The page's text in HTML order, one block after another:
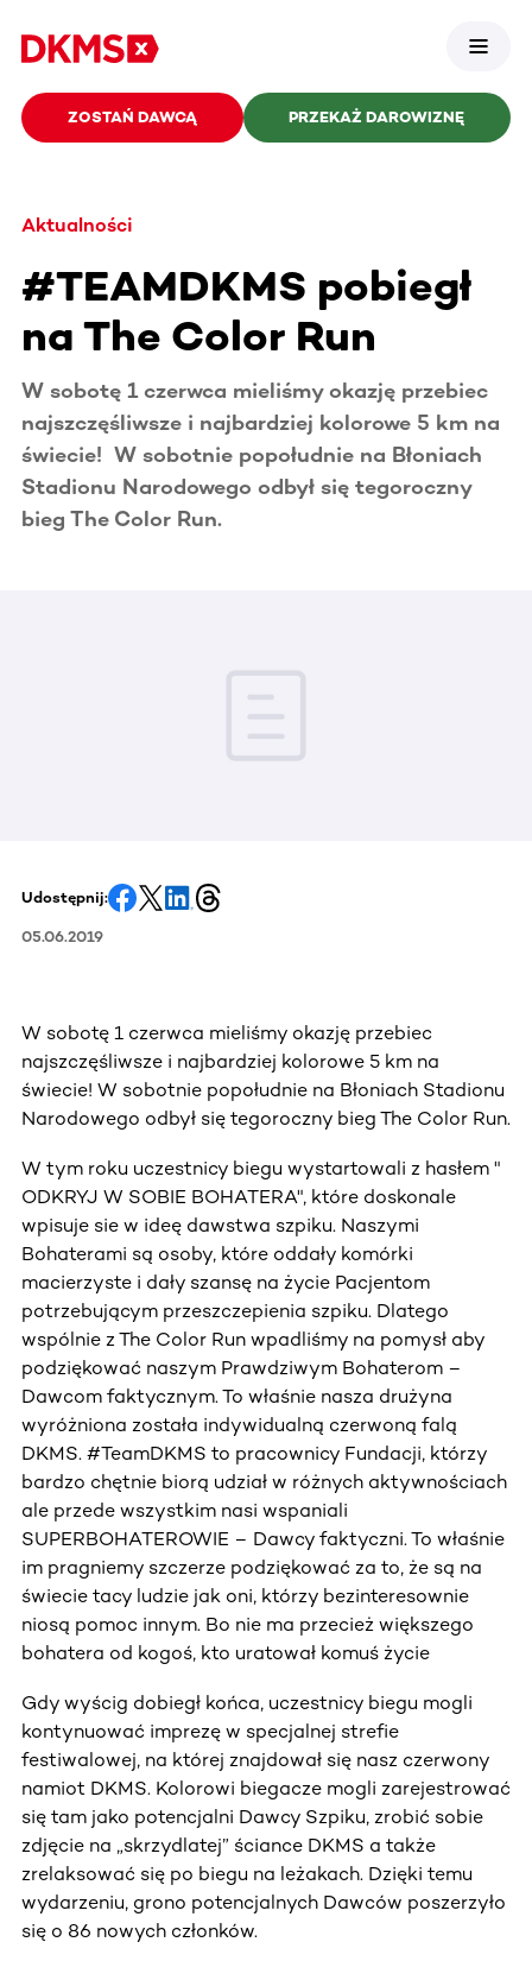
ZOSTAŃ DAWCĄ PRZEKAŻ DAROWIZNĘ
Aktualności
#TEAMDKMS pobiegł
na The Color Run
W sobotę 1 czerwca mieliśmy okazję przebiec
najszczęśliwsze i najbardziej kolorowe 5 km na
świecie! W sobotnie popołudnie na Błoniach
Stadionu Narodowego odbył się tegoroczny
bieg The Color Run.
Udostępnij:
05.06.2019
W sobotę 1 czerwca mieliśmy okazję przebiec
najszczęśliwsze i najbardziej kolorowe 5 km na
świecie! W sobotnie popołudnie na Błoniach Stadionu
Narodowego odbył się tegoroczny bieg The Color Run.
W tym roku uczestnicy biegu wystartowali z hasłem "
ODKRYJ W SOBIE BOHATERA", które doskonale
wpisuje sie w ideę dawstwa szpiku. Naszymi
Bohaterami są osoby, które oddały komórki
macierzyste i dały szansę na życie Pacjentom
potrzebującym przeszczepienia szpiku. Dlatego
wspólnie z The Color Run wpadliśmy na pomysł aby
podziękować naszym Prawdziwym Bohaterom –
Dawcom faktycznym. To właśnie nasza drużyna
wyróżniona została indywidualną czerwoną falą
DKMS. #TeamDKMS to pracownicy Fundacji, którzy
bardzo chętnie biorą udział w różnych aktywnościach
ale przede wszystkim nasi wspaniali
SUPERBOHATEROWIE – Dawcy faktyczni. To właśnie
im pragniemy szczerze podziękować za to, że są na
świecie tacy ludzie jak oni, którzy bezinteresownie
niosą pomoc innym. Bo nie ma przecież większego
bohatera od kogoś, kto uratował komuś życie
Gdy wyścig dobiegł końca, uczestnicy biegu mogli
kontynuować imprezę w specjalnej strefie
festiwalowej, na której znajdował się nasz czerwony
namiot DKMS. Kolorowi biegacze mogli zarejestrować
się tam jako potencjalni Dawcy Szpiku, zrobić sobie
zdjęcie na „skrzydlatej” ściance DKMS a także
zrelaksować się po biegu na leżakach. Dzięki temu
wydarzeniu, grono potencjalnych Dawców poszerzyło
się o 86 nowych członków.